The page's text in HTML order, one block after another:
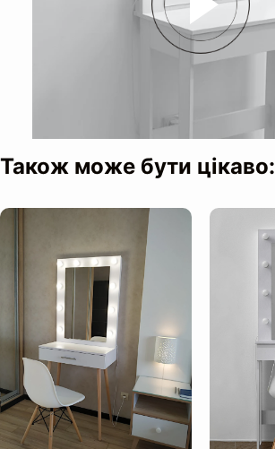
Дзеркало:
Освітлення:
Висота до стільниці:
Також може бути цікаво: